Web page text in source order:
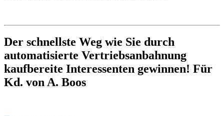
Der schnellste Weg wie Sie durch
automatisierte Vertriebsanbahnung
kaufbereite Interessenten gewinnen! Für
Kd. von A. Boos